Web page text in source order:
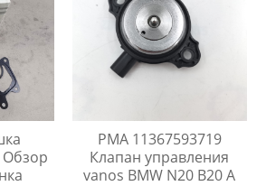
Обзор
PMA 11367593719
Клапан управления
vanos BMW N20 B20 A